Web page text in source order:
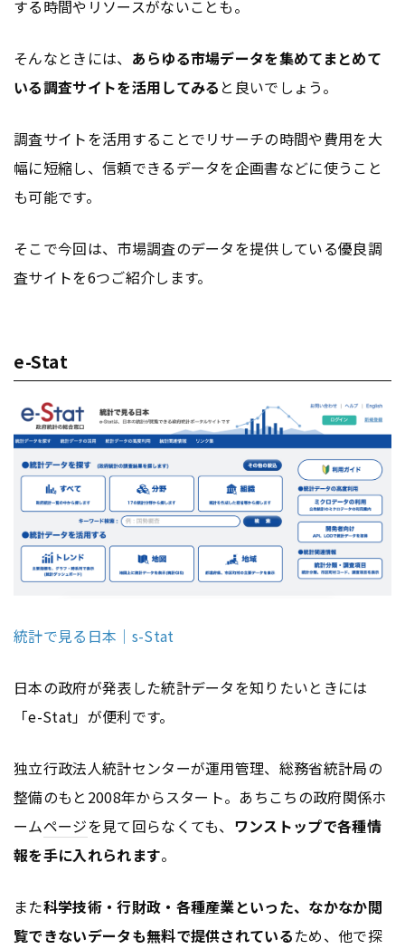
する時間やリソースがないことも。
そんなときには、 あらゆる市場データを集めてまとめて
いる調査サイトを活用してみる と良いでしょう。
調査サイトを活用することでリサーチの時間や費用を大
幅に短縮し、信頼できるデータを企画書などに使うこと
も可能です。
そこで今回は、市場調査のデータを提供している優良調
査サイトを6つご紹介します。
e-Stat
統計で見る日本｜s-Stat
日本の政府が発表した統計データを知りたいときには
「e-Stat」が便利です。
独立行政法人統計センターが運用管理、総務省統計局の
整備のもと2008年からスタート。あちこちの政府関係ホ
ームページを見て回らなくても、 ワンストップで各種情
報を手に入れられます。
また科学技術・行財政・各種産業といった、なかなか閲
覧できないデータも無料で提供されているため、他で探